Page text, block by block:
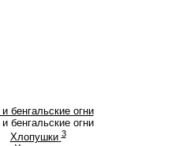
бенгальские огни
бенгальские огни
Хлопушки 3